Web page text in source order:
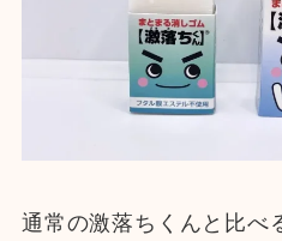
通常の激落ちくんと比べ